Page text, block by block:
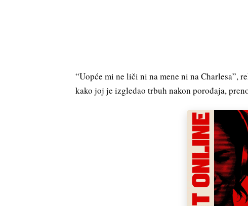
“Uopće mi ne liči ni na mene ni na Charlesa”,
kako joj je izgledao trbuh nakon porođaja,